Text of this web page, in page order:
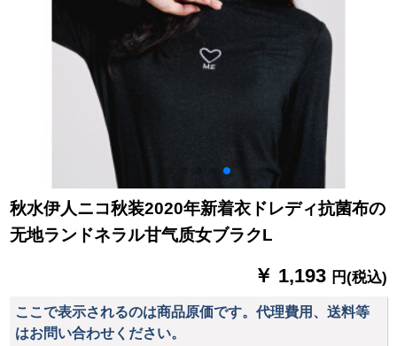
秋水伊人ニコ秋装2020年新着衣ドレディ抗菌布の
无地ランドネラル甘气质女ブラクL
￥ 1,193 円(税込)
ここで表示されるのは商品原価です。代理費用、送料等
はお問い合わせください。